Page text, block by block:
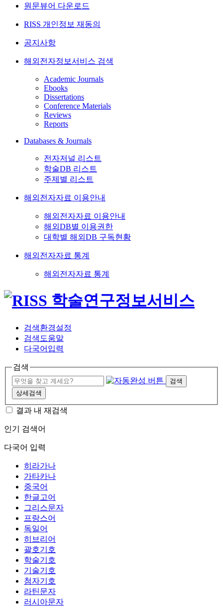
원문뷰어 다운로드
RISS 개인정보 재동의
공지사항
해외전자정보서비스 검색
Academic Journals
Ebooks
Dissertations
Conference Materials
Reviews
Reports
Databases & Journals
전자저널 리스트
학술DB 리스트
주제별 리스트
해외전자자료 이용안내
해외전자자료 이용안내
해외DB별 이용권한
대학별 해외DB 구독현황
해외전자자료 통계
해외전자자료 통계
검색환경설정
검색도움말
다국어입력
검색
검색
상세검색
결과 내 재검색
인기 검색어
다국어 입력
히라가나
가타카나
중국어
한글고어
그리스문자
프랑스어
독일어
히브리어
괄호기호
학술기호
기술기호
첨자기호
라틴문자
러시아문자